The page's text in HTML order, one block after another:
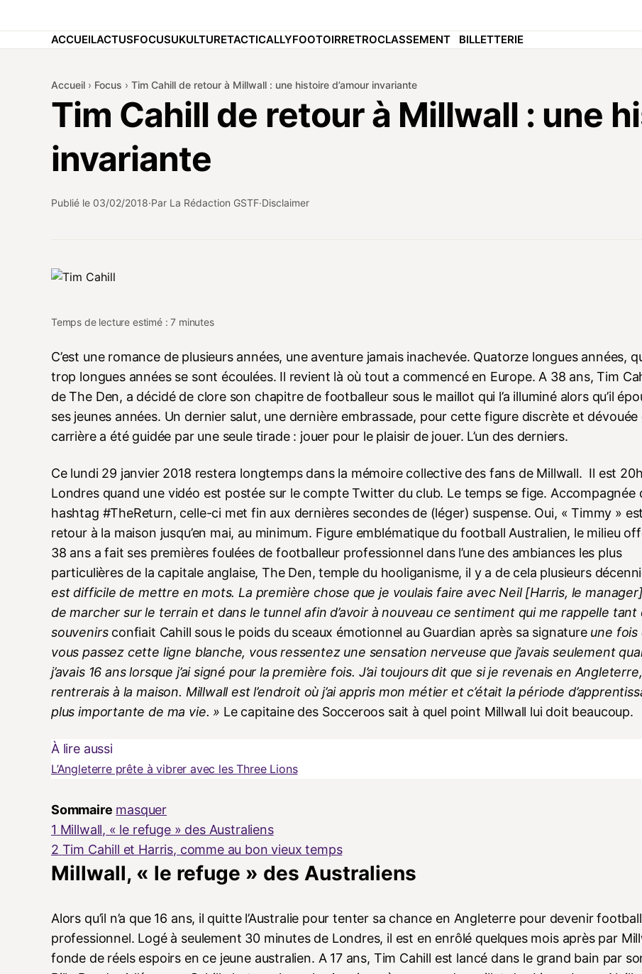
ACCUEILACTUSFOCUSUKULTURETACTICALLYFOOTOIRRETROCLASSEMENT BILLETTERIE
Accueil › Focus › Tim Cahill de retour à Millwall : une histoire d’amour invariante
Tim Cahill de retour à Millwall : une
invariante
Publié le 03/02/2018 Par La Rédaction GSTF Disclaimer
Temps de lecture estimé : 7 minutes
C’est une romance de plusieurs années, une aventure jamais inachevée. Quatorze longues années,
trop longues années se sont écoulées. Il revient là où tout a commencé en Europe. A 38 ans, Tim
de The Den, a décidé de clore son chapitre de footballeur sous le maillot qui l’a illuminé alors qu’il
ses jeunes années. Un dernier salut, une dernière embrassade, pour cette figure discrète et dévouée
carrière a été guidée par une seule tirade : jouer pour le plaisir de jouer. L’un des derniers.
Ce lundi 29 janvier 2018 restera longtemps dans la mémoire collective des fans de Millwall. Il est
Londres quand une vidéo est postée sur le compte Twitter du club. Le temps se fige. Accompagnée
hashtag #TheReturn, celle-ci met fin aux dernières secondes de (léger) suspense. Oui, « Timmy »
retour à la maison jusqu’en mai, au minimum. Figure emblématique du football Australien, le milieu
38 ans a fait ses premières foulées de footballeur professionnel dans l’une des ambiances les plus
particulières de la capitale anglaise, The Den, temple du hooliganisme, il y a de cela plusieurs
est difficile de mettre en mots. La première chose que je voulais faire avec Neil [Harris, le
de marcher sur le terrain et dans le tunnel afin d’avoir à nouveau ce sentiment qui me rappelle tant
souvenirsconfiait Cahill sous le poids du sceaux émotionnel au Guardian après sa signature une fois
vous passez cette ligne blanche, vous ressentez une sensation nerveuse que j’avais seulement
j’avais 16 ans lorsque j’ai signé pour la première fois. J’ai toujours dit que si je revenais en
rentrerais à la maison. Millwall est l’endroit où j’ai appris mon métier et c’était la période
plus importante de ma vie. » Le capitaine des Socceroos sait à quel point Millwall lui doit beaucoup.
À lire aussi
L’Angleterre prête à vibrer avec les Three Lions
Sommaire masquer
1 Millwall, « le refuge » des Australiens
2 Tim Cahill et Harris, comme au bon vieux temps
Millwall, « le refuge » des Australiens
Alors qu’il n’a que 16 ans, il quitte l’Australie pour tenter sa chance en Angleterre pour devenir
professionnel. Logé à seulement 30 minutes de Londres, il est en enrôlé quelques mois après par
fonde de réels espoirs en ce jeune australien. A 17 ans, Tim Cahill est lancé dans le grand bain par